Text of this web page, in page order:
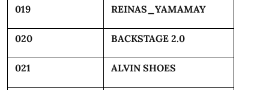
019 REINAS_YAMAMAY
020 BACKSTAGE 2.0
021 ALVIN SHOES